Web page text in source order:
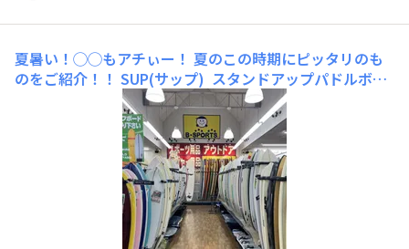
夏暑い！◯◯もアチぃー！ 夏のこの時期にピッタリのも
のをご紹介！！ SUP(サップ) スタンドアップパドルボー
ドの略で、サーフボードより少し大きいボードの上に立
ち、パドルを漕いで水面を進んでいきます💨 SUPのボー
ドは浮力が高く安定感に優れており、初めての方や運動神
経に自信が無い方で